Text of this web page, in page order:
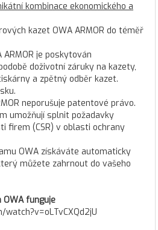
kombinace ekonomického a
kazet OWA ARMOR do téměř
ARMOR je poskytován
doživotní záruky na kazety,
a zpětný odběr kazet.
neporušuje patentové právo.
umožňují splnit požadavky
firem (CSR) v oblasti ochrany
OWA získáváte automaticky
můžete zahrnout do vašeho
funguje